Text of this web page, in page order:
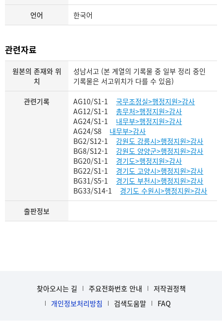
언어 한국어
관련자료
원본의 존재와 위
치
성남서고 (본 계열의 기록물 중 일부 정리 중인
기록물은 서고위치가 다를 수 있음)
관련기록 AG10/S1-1
국무조정실>행정지원>감사
AG12/S1-1
총무처>행정지원>감사
AG24/S1-1
내무부>행정지원>감사
AG24/S8
내무부>감사
BG2/S12-1
강원도 강릉시>행정지원>감사
BG8/S12-1
강원도 양양군>행정지원>감사
BG20/S1-1
경기도>행정지원>감사
BG22/S1-1
경기도 고양시>행정지원>감사
BG31/S5-1
경기도 부천시>행정지원>감사
BG33/S14-1
경기도 수원시>행정지원>감사
출판정보
찾아오시는 길 주요전화번호 안내
저작권정책
개인정보처리방침
검색도움말 FAQ